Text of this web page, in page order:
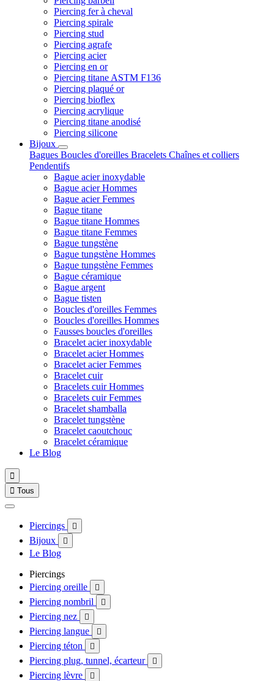
Piercing fer à cheval
Piercing spirale
Piercing stud
Piercing agrafe
Piercing acier
Piercing en or
Piercing titane ASTM F136
Piercing plaqué or
Piercing bioflex
Piercing acrylique
Piercing titane anodisé
Piercing silicone
Bijoux
Bagues Boucles d'oreilles Bracelets Chaînes et colliers
Pendentifs
Bague acier inoxydable
Bague acier Hommes
Bague acier Femmes
Bague titane
Bague titane Hommes
Bague titane Femmes
Bague tungstène
Bague tungstène Hommes
Bague tungstène Femmes
Bague céramique
Bague argent
Bague tisten
Boucles d'oreilles Femmes
Boucles d'oreilles Hommes
Fausses boucles d'oreilles
Bracelet acier inoxydable
Bracelet acier Hommes
Bracelet acier Femmes
Bracelet cuir
Bracelets cuir Hommes
Bracelets cuir Femmes
Bracelet shamballa
Bracelet tungstène
Bracelet caoutchouc
Bracelet céramique
Le Blog

 Tous
Piercings 
Bijoux 
Le Blog
Piercings
Piercing oreille

Piercing nombril 
Piercing nez 
Piercing langue 
Piercing téton 
Piercing plug, tunnel, écarteur 
Piercing lèvre 